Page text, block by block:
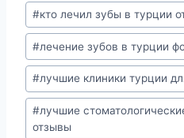
#кто лечил зубы в турции
#лечение зубов в турции
#лучшие клиники турции
#лучшие
отзывы